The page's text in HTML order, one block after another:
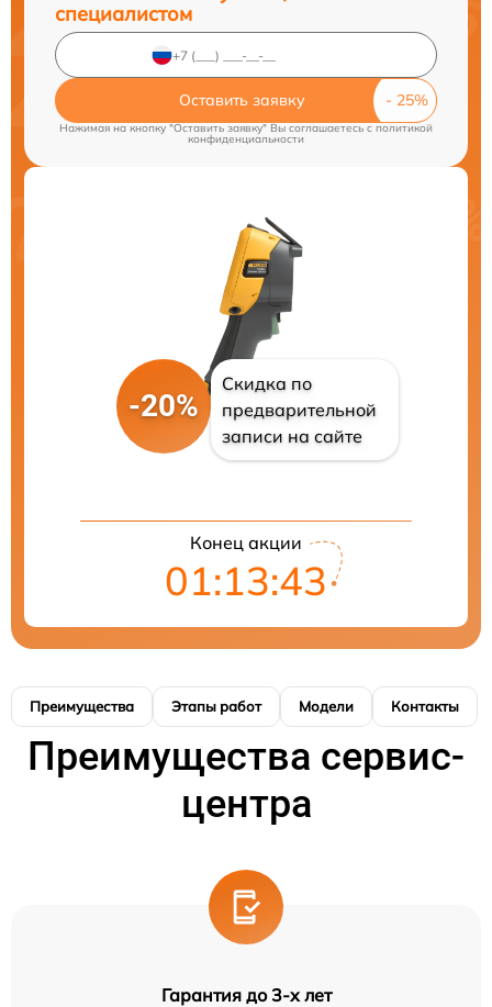
специалистом
Оставить заявку
Нажимая на кнопку "Оставить заявку" Вы соглашаетесь cполитикой
конфиденциальности
-20%
Скидка по
предварительной
записи на сайте
Конец акции
01:13:42
Преимущества Этапы работ Модели Контакты
Преимущества сервис-
центра
Гарантия до 3-х лет